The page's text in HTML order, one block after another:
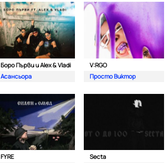
Боро Първи и Alex & Vladi
Асансьора
V:RGO
Просто Виктор
FYRE
Secta